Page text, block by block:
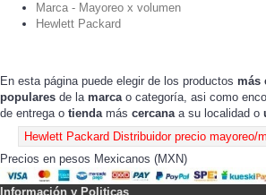
Marca - Mayoreo x volumen
Hewlett Packard
En esta página puede elegir de los productos más
populares de la marcao categoría, asi como
de entrega o tiendamás cercanaa su localidad o
Precios en pesos Mexicanos (MXN)
Información y Politicas